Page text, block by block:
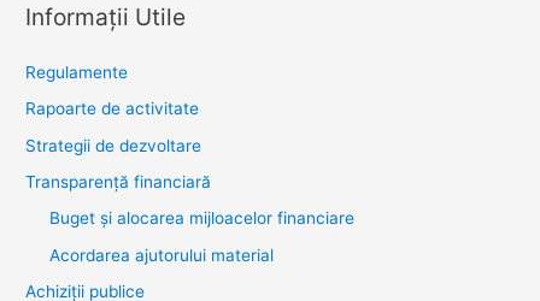
Informații Utile
Regulamente
Rapoarte de activitate
Strategii de dezvoltare
Transparenţă financiară
Buget și alocarea mijloacelor financiare
Acordarea ajutorului material
Achiziţii publice